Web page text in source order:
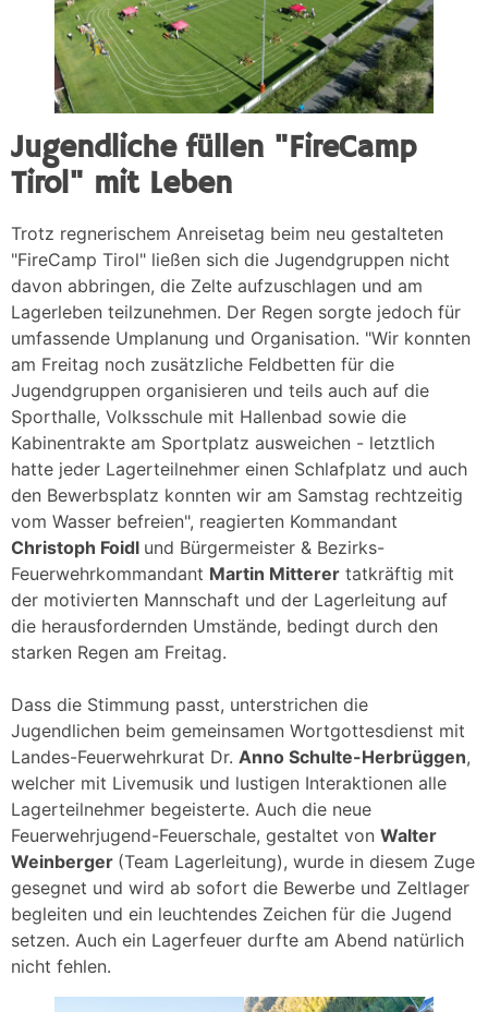
Jugendliche füllen "FireCamp
Tirol" mit Leben
Trotz regnerischem Anreisetag beim neu gestalteten
"FireCamp Tirol" ließen sich die Jugendgruppen nicht
davon abbringen, die Zelte aufzuschlagen und am
Lagerleben teilzunehmen. Der Regen sorgte jedoch für
umfassende Umplanung und Organisation. "Wir konnten
am Freitag noch zusätzliche Feldbetten für die
Jugendgruppen organisieren und teils auch auf die
Sporthalle, Volksschule mit Hallenbad sowie die
Kabinentrakte am Sportplatz ausweichen - letztlich
hatte jeder Lagerteilnehmer einen Schlafplatz und auch
den Bewerbsplatz konnten wir am Samstag rechtzeitig
vom Wasser befreien", reagierten Kommandant
Christoph Foidl und Bürgermeister & Bezirks-
Feuerwehrkommandant Martin Mitterer tatkräftig mit
der motivierten Mannschaft und der Lagerleitung auf
die herausfordernden Umstände, bedingt durch den
starken Regen am Freitag.
Dass die Stimmung passt, unterstrichen die
Jugendlichen beim gemeinsamen Wortgottesdienst mit
Landes-Feuerwehrkurat Dr. Anno Schulte-Herbrüggen,
welcher mit Livemusik und lustigen Interaktionen alle
Lagerteilnehmer begeisterte. Auch die neue
Feuerwehrjugend-Feuerschale, gestaltet von Walter
Weinberger (Team Lagerleitung), wurde in diesem Zuge
gesegnet und wird ab sofort die Bewerbe und Zeltlager
begleiten und ein leuchtendes Zeichen für die Jugend
setzen. Auch ein Lagerfeuer durfte am Abend natürlich
nicht fehlen.